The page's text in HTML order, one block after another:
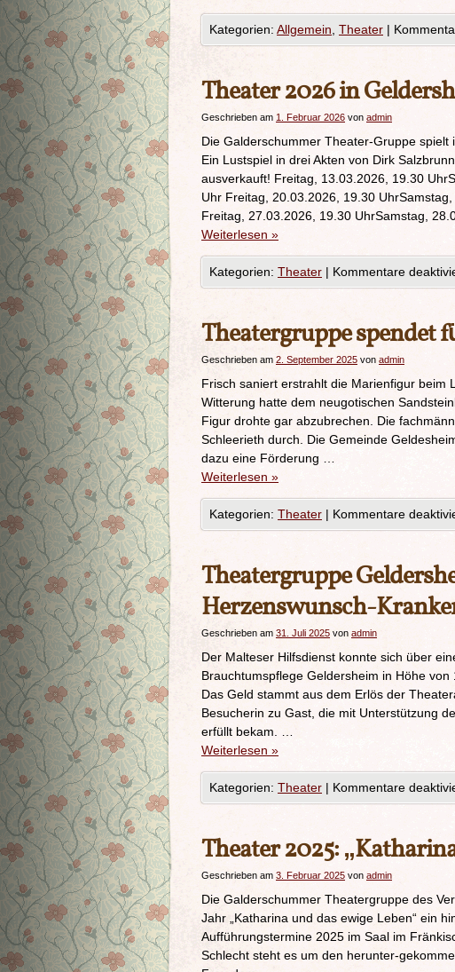
Kategorien: Allgemein Theater |
Theater 2026 in
Geschrieben am 1. Februar 2026 von admin
Die Galderschummer Theater-Gruppe spielt
Ein Lustspiel in drei Akten von Dirk
ausverkauft! Freitag, 13.03.2026, 19.30
Uhr Freitag, 20.03.2026, 19.30
Freitag, 27.03.2026, 19.30 UhrSamstag,
Weiterlesen »
Kategorien: Theater | Kommentare
Theatergruppe spendet
Geschrieben am 2. September 2025 von admin
Frisch saniert erstrahlt die Marienfigur beim
Witterung hatte dem neugotischen
Figur drohte gar abzubrechen. Die
Schleerieth durch. Die Gemeinde
dazu eine Förderung …
Weiterlesen »
Kategorien: Theater | Kommentare
Theatergruppe
Herzenswunsch-
Geschrieben am 31. Juli 2025 von admin
Der Malteser Hilfsdienst konnte sich über
Brauchtumspflege Geldersheim in Höhe
Das Geld stammt aus dem Erlös der
Besucherin zu Gast, die mit Unterstützung
erfüllt bekam. …
Weiterlesen »
Kategorien: Theater | Kommentare
Theater 2025:
Geschrieben am 3. Februar 2025 von admin
Die Galderschummer Theatergruppe des
Jahr „Katharina und das ewige Leben“ ein
Aufführungstermine 2025 im Saal im
Schlecht steht es um den herunter-